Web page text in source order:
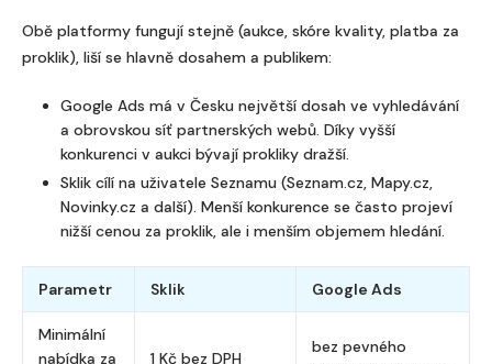
Obě platformy fungují stejně (aukce, skóre kvality, platba za
proklik), liší se hlavně dosahem a publikem:
Google Ads má v Česku největší dosah ve vyhledávání
a obrovskou síť partnerských webů. Díky vyšší
konkurenci v aukci bývají prokliky dražší.
Sklik cílí na uživatele Seznamu (Seznam.cz, Mapy.cz,
Novinky.cz a další). Menší konkurence se často projeví
nižší cenou za proklik, ale i menším objemem hledání.
Parametr Sklik Google Ads
Minimální
nabídka za
1 Kč bez DPH
bez pevného